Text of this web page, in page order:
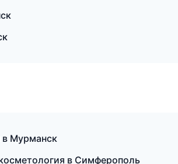
в Мурманск
в Симферополь